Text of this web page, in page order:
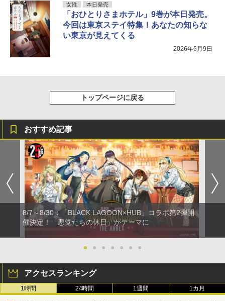
女性 本日発売
「おひとりさまホテル」9巻が本日発売。
今回は東京ステイ特集！あなたの知らな
い東京が見えてくる
2026年6月9日
トップページに戻る
おすすめ記事
8/7～8/30：「BLACK LAGOON×HUB」コラボ第2弾開
催決定！「悪党たちの休日」がテーマに
● ● ● ● ● ● ●
アクセスランキング
1時間 24時間 1週間 1カ月